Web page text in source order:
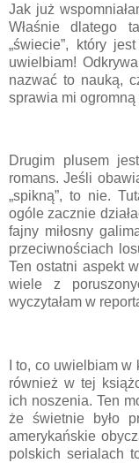
Jak już
Właśnie dlatego
„świecie”, który
uwielbiam!
nazwać to nauką,
sprawia mi ogromną
Drugim plusem
romans. Jeśli
„spikną”, to nie.
ogóle zacznie
fajny miłosny
przeciwnościach
Ten ostatni aspekt
wiele z
wyczytałam w
I to, co uwielbiam
również w tej
ich noszenia. Ten
że świetnie było
amerykańskie
polskich serialach